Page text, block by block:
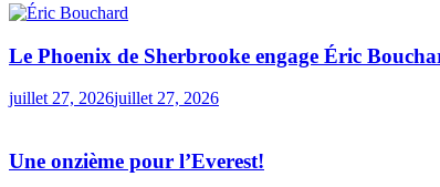
Le Phoenix de Sherbrooke engage Éric
juillet 27, 2026juillet 27, 2026
Une onzième pour l’Everest!